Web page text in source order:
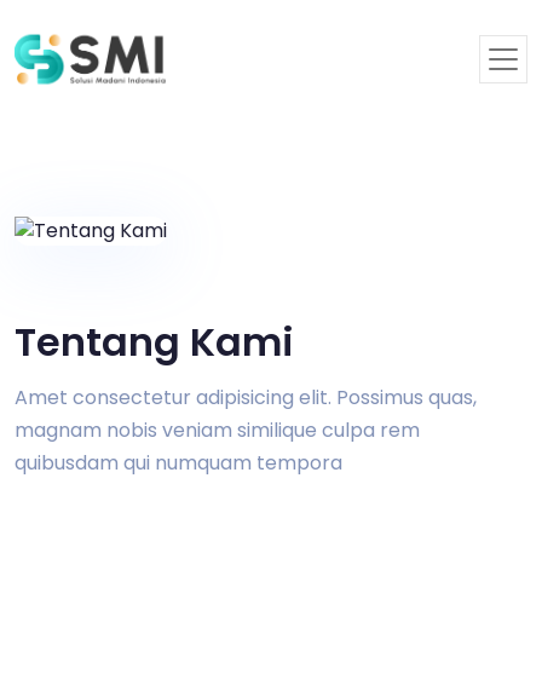
Tentang Kami
Amet consectetur adipisicing elit. Possimus quas,
magnam nobis veniam similique culpa rem
quibusdam qui numquam tempora